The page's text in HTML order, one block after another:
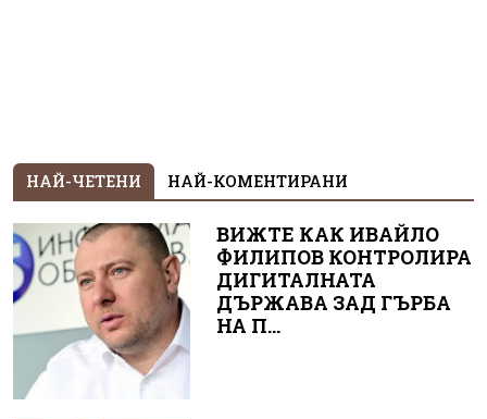
НАЙ-ЧЕТЕНИ НАЙ-КОМЕНТИРАНИ
ВИЖТЕ КАК ИВАЙЛО
ФИЛИПОВ КОНТРОЛИРА
ДИГИТАЛНАТА
ДЪРЖАВА ЗАД ГЪРБА
НА П...